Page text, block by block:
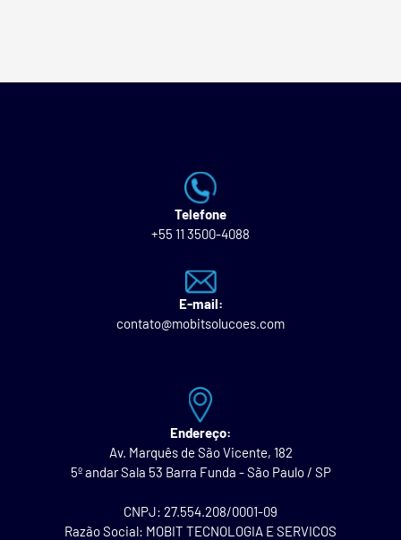
Telefone
+55 11 3500-4088
E-mail:
contato@mobitsolucoes.com
Endereço:
Av. Marquês de São Vicente, 182
5º andar Sala 53 Barra Funda - São Paulo / SP
CNPJ: 27.554.208/0001-09
Razão Social: MOBIT TECNOLOGIA E SERVICOS